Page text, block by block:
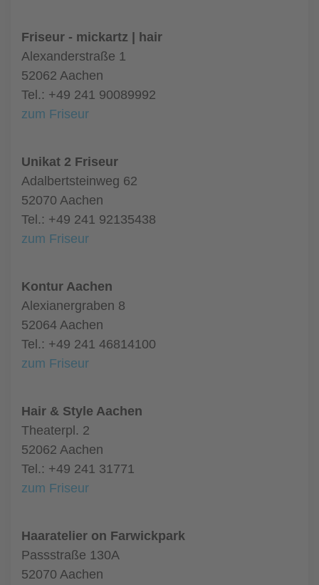
Friseur - mickartz | hair
Alexanderstraße 1
52062 Aachen
Tel.: +49 241 90089992
zum Friseur
Unikat 2 Friseur
Adalbertsteinweg 62
52070 Aachen
Tel.: +49 241 92135438
zum Friseur
Kontur Aachen
Alexianergraben 8
52064 Aachen
Tel.: +49 241 46814100
zum Friseur
Hair & Style Aachen
Theaterpl. 2
52062 Aachen
Tel.: +49 241 31771
zum Friseur
Haaratelier on Farwickpark
Passstraße 130A
52070 Aachen